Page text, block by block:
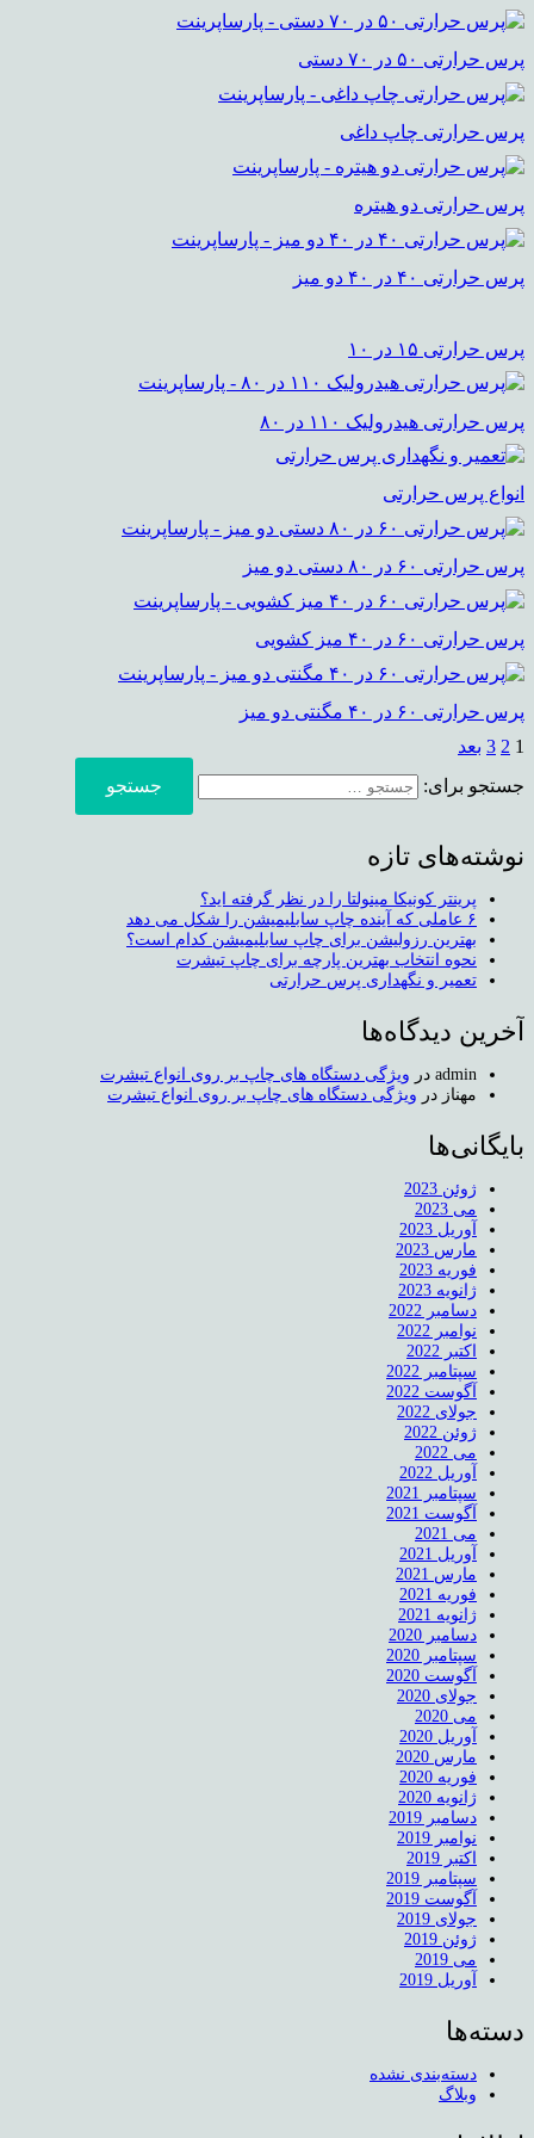
پرس حرارتی ۵۰ در ۷۰ دستی
پرس حرارتی چاپ داغی
پرس حرارتی دو هیتره
پرس حرارتی ۴۰ در ۴۰ دو میز
پرس حرارتی ۱۵ در ۱۰
پرس حرارتی هیدرولیک ۱۱۰ در ۸۰
انواع پرس حرارتی
پرس حرارتی ۶۰ در ۸۰ دستی دو میز
پرس حرارتی ۶۰ در ۴۰ میز کشویی
پرس حرارتی ۶۰ در ۴۰ مگنتی دو میز
1
2
3 بعد
جستجو برای:
نوشته‌های تازه
پرینتر کونیکا مینولتا را در نظر گرفته اید؟
۶ عاملی که آینده چاپ سابلیمیشن را شکل می دهد
بهترین رزولیشن برای چاپ سابلیمیشن کدام است؟
نحوه انتخاب بهترین پارچه برای چاپ تیشرت
تعمیر و نگهداری پرس حرارتی
آخرین دیدگاه‌ها
admin در ویژگی دستگاه های چاپ بر روی انواع تیشرت
مهناز در ویژگی دستگاه های چاپ بر روی انواع تیشرت
بایگانی‌ها
ژوئن 2023
می 2023
آوریل 2023
مارس 2023
فوریه 2023
ژانویه 2023
دسامبر 2022
نوامبر 2022
اکتبر 2022
سپتامبر 2022
آگوست 2022
جولای 2022
ژوئن 2022
می 2022
آوریل 2022
سپتامبر 2021
آگوست 2021
می 2021
آوریل 2021
مارس 2021
فوریه 2021
ژانویه 2021
دسامبر 2020
سپتامبر 2020
آگوست 2020
جولای 2020
می 2020
آوریل 2020
مارس 2020
فوریه 2020
ژانویه 2020
دسامبر 2019
نوامبر 2019
اکتبر 2019
سپتامبر 2019
آگوست 2019
جولای 2019
ژوئن 2019
می 2019
آوریل 2019
دسته‌ها
دسته‌بندی نشده
وبلاگ